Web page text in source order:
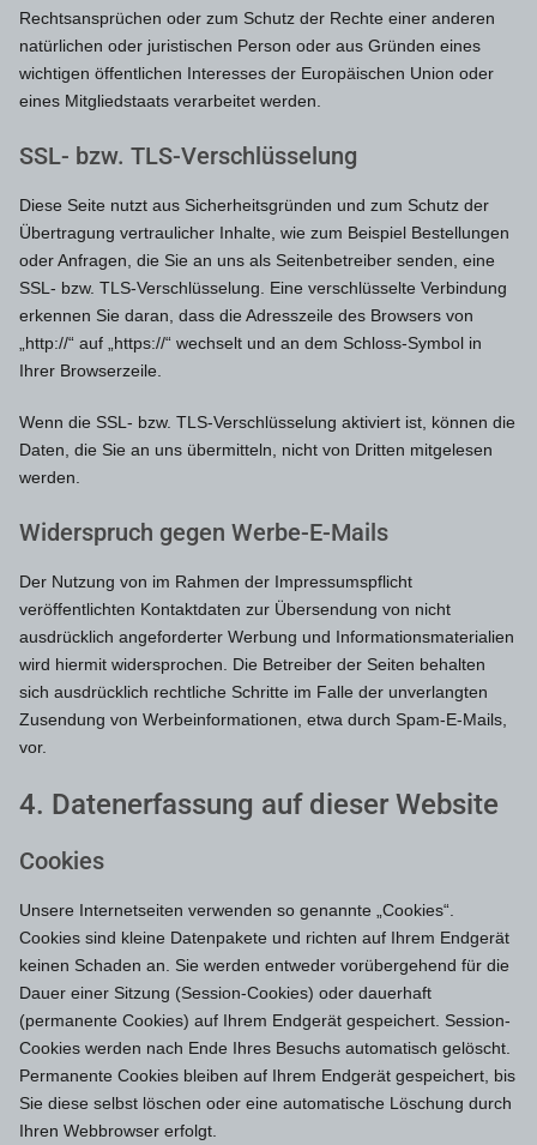
Rechtsansprüchen oder zum Schutz der Rechte einer anderen
natürlichen oder juristischen Person oder aus Gründen eines
wichtigen öffentlichen Interesses der Europäischen Union oder
eines Mitgliedstaats verarbeitet werden.
SSL- bzw. TLS-Verschlüsselung
Diese Seite nutzt aus Sicherheitsgründen und zum Schutz der
Übertragung vertraulicher Inhalte, wie zum Beispiel Bestellungen
oder Anfragen, die Sie an uns als Seitenbetreiber senden, eine
SSL- bzw. TLS-Verschlüsselung. Eine verschlüsselte Verbindung
erkennen Sie daran, dass die Adresszeile des Browsers von
„http://“ auf „https://“ wechselt und an dem Schloss-Symbol in
Ihrer Browserzeile.
Wenn die SSL- bzw. TLS-Verschlüsselung aktiviert ist, können die
Daten, die Sie an uns übermitteln, nicht von Dritten mitgelesen
werden.
Widerspruch gegen Werbe-E-Mails
Der Nutzung von im Rahmen der Impressumspflicht
veröffentlichten Kontaktdaten zur Übersendung von nicht
ausdrücklich angeforderter Werbung und Informationsmaterialien
wird hiermit widersprochen. Die Betreiber der Seiten behalten
sich ausdrücklich rechtliche Schritte im Falle der unverlangten
Zusendung von Werbeinformationen, etwa durch Spam-E-Mails,
vor.
4. Datenerfassung auf dieser Website
Cookies
Unsere Internetseiten verwenden so genannte „Cookies“.
Cookies sind kleine Datenpakete und richten auf Ihrem Endgerät
keinen Schaden an. Sie werden entweder vorübergehend für die
Dauer einer Sitzung (Session-Cookies) oder dauerhaft
(permanente Cookies) auf Ihrem Endgerät gespeichert. Session-
Cookies werden nach Ende Ihres Besuchs automatisch gelöscht.
Permanente Cookies bleiben auf Ihrem Endgerät gespeichert, bis
Sie diese selbst löschen oder eine automatische Löschung durch
Ihren Webbrowser erfolgt.